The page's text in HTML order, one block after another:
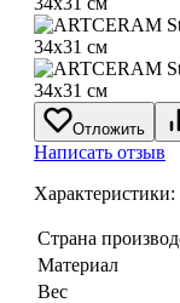
Отложить
Написать отзыв
Характеристики:
Страна
Материал
Вес